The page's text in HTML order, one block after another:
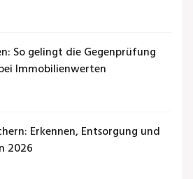
So gelingt die Gegenprüfung
Immobilienwerten
Erkennen, Entsorgung und
2026